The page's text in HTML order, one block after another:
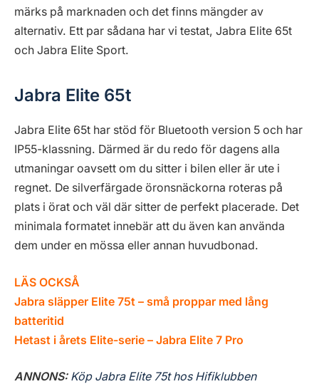
märks på marknaden och det finns mängder av
alternativ. Ett par sådana har vi testat, Jabra Elite 65t
och Jabra Elite Sport.
Jabra Elite 65t
Jabra Elite 65t har stöd för Bluetooth version 5 och har
IP55-klassning. Därmed är du redo för dagens alla
utmaningar oavsett om du sitter i bilen eller är ute i
regnet. De silverfärgade öronsnäckorna roteras på
plats i örat och väl där sitter de perfekt placerade. Det
minimala formatet innebär att du även kan använda
dem under en mössa eller annan huvudbonad.
LÄS OCKSÅ
Jabra släpper Elite 75t – små proppar med lång
batteritid
Hetast i årets Elite-serie – Jabra Elite 7 Pro
ANNONS: Köp Jabra Elite 75t hos Hifiklubben